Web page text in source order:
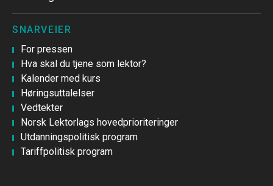
SNARVEIER
For pressen
Hva skal du tjene som lektor?
Kalender med kurs
Høringsuttalelser
Vedtekter
Norsk Lektorlags hovedprioriteringer
Utdanningspolitisk program
Tariffpolitisk program